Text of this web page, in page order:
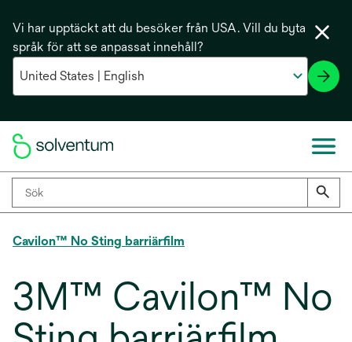
Vi har upptäckt att du besöker från USA. Vill du byta
språk för att se anpassat innehåll?
Cavilon™ No Sting barriärfilm
3M™ Cavilon™ No